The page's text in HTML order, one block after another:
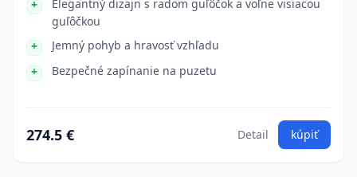
Elegantný dizajn s radom guľôčok a voľne visiacou
guľôčkou
Jemný pohyb a hravosť vzhľadu
Bezpečné zapínanie na puzetu
274.5 € Detail kúpiť